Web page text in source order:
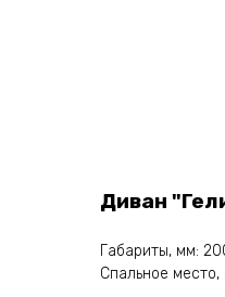
Диван
Габариты, мм:
Спальное